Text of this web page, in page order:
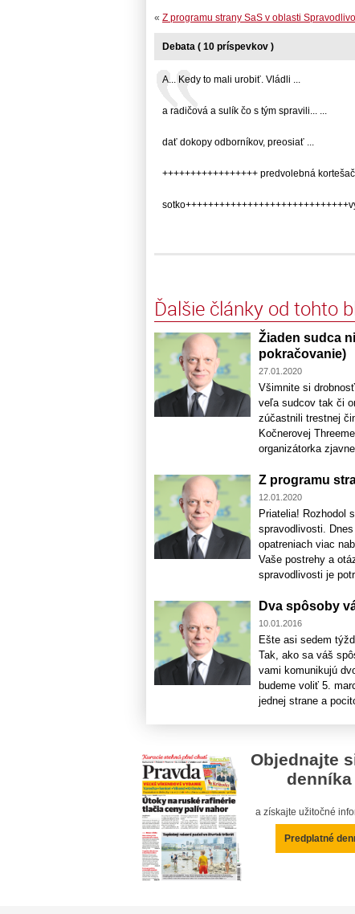
« Z programu strany SaS v oblasti
Debata ( 10 príspevkov )
A... Kedy to mali urobiť. Vládli ...
a radičová a sulík čo s tým spravili... ...
dať dokopy odborníkov, preosiať ...
+++++++++++++++++ predvolebná
Ďalšie články od tohto
Žiaden sudca
pokračovanie)
27.01.2020
Všimnite si
veľa sudcov tak či
zúčastnili trestnej
Kočnerovej
organizátorka
Z programu
12.01.2020
Priatelia! Rozhodol
spravodlivosti.
opatreniach viac
Vaše postrehy a
spravodlivosti je
Dva spôsoby
10.01.2016
Ešte asi sedem
Tak, ako sa váš
vami komunikujú
budeme voliť 5.
jednej strane a
Objednajte
a získajte užitočné
Predplatné